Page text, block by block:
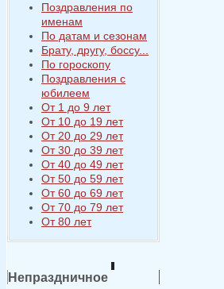
Поздравления по
именам
По датам и сезонам
Брату, другу, боссу...
По гороскопу
Поздравления с
юбилеем
От 1 до 9 лет
От 10 до 19 лет
От 20 до 29 лет
От 30 до 39 лет
От 40 до 49 лет
От 50 до 59 лет
От 60 до 69 лет
От 70 до 79 лет
От 80 лет
Непраздничное